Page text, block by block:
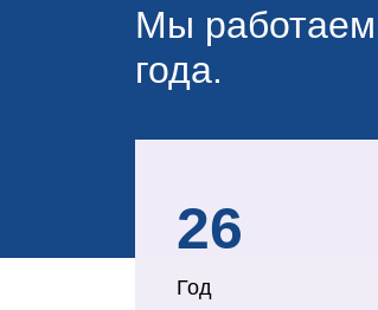
Мы работаем
года.
26
Год